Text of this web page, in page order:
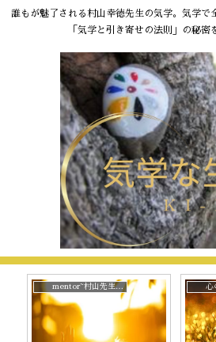
誰もが魅了される村山幸徳先生の気学。気学で
「気学と引き寄せの法則」の秘密
mentor~村山先生と。 心